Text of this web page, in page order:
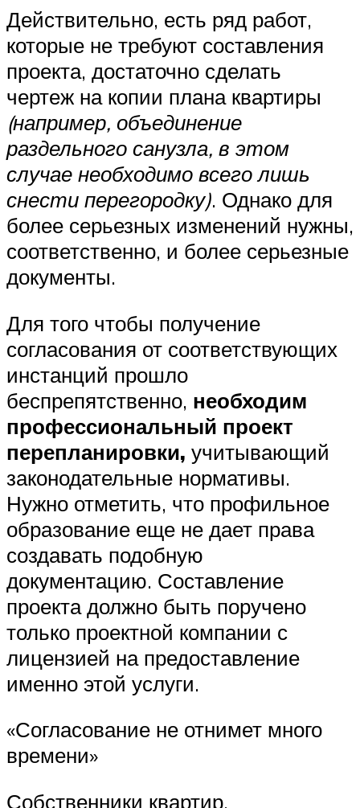
Действительно, есть ряд работ,
которые не требуют составления
проекта, достаточно сделать
чертеж на копии плана квартиры
(например, объединение
раздельного санузла, в этом
случае необходимо всего лишь
снести перегородку). Однако для
более серьезных изменений нужны,
соответственно, и более серьезные
документы.
Для того чтобы получение
согласования от соответствующих
инстанций прошло
беспрепятственно, необходим
профессиональный проект
перепланировки, учитывающий
законодательные нормативы.
Нужно отметить, что профильное
образование еще не дает права
создавать подобную
документацию. Составление
проекта должно быть поручено
только проектной компании с
лицензией на предоставление
именно этой услуги.
«Согласование не отнимет много
времени»
Собственники квартир,